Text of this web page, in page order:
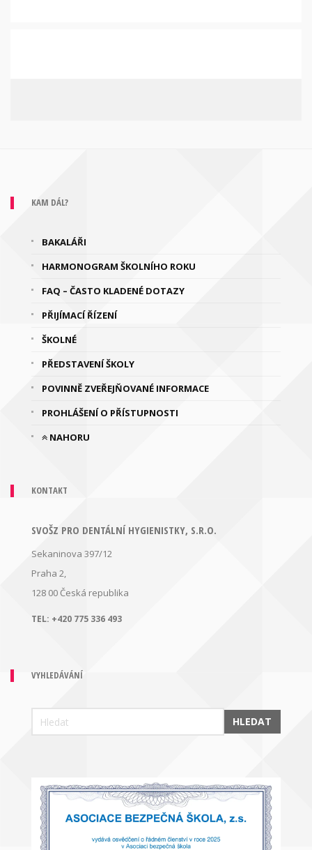
KAM DÁL?
BAKALÁŘI
HARMONOGRAM ŠKOLNÍHO ROKU
FAQ – ČASTO KLADENÉ DOTAZY
PŘIJÍMACÍ ŘÍZENÍ
ŠKOLNÉ
PŘEDSTAVENÍ ŠKOLY
POVINNĚ ZVEŘEJŇOVANÉ INFORMACE
PROHLÁŠENÍ O PŘÍSTUPNOSTI
NAHORU
KONTAKT
SVOŠZ PRO DENTÁLNÍ HYGIENISTKY, S.R.O.
Sekaninova 397/12
Praha 2,
128 00 Česká republika
TEL: +420 775 336 493
VYHLEDÁVÁNÍ
HLEDAT